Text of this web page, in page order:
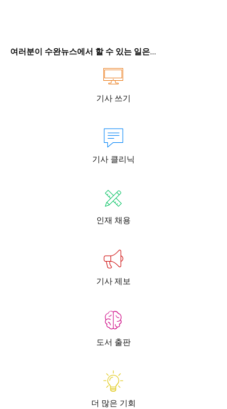
여러분이 수완뉴스에서 할 수 있는 일은...
기사 쓰기
기사 클리닉
인재 채용
기사 제보
도서 출판
더 많은 기회